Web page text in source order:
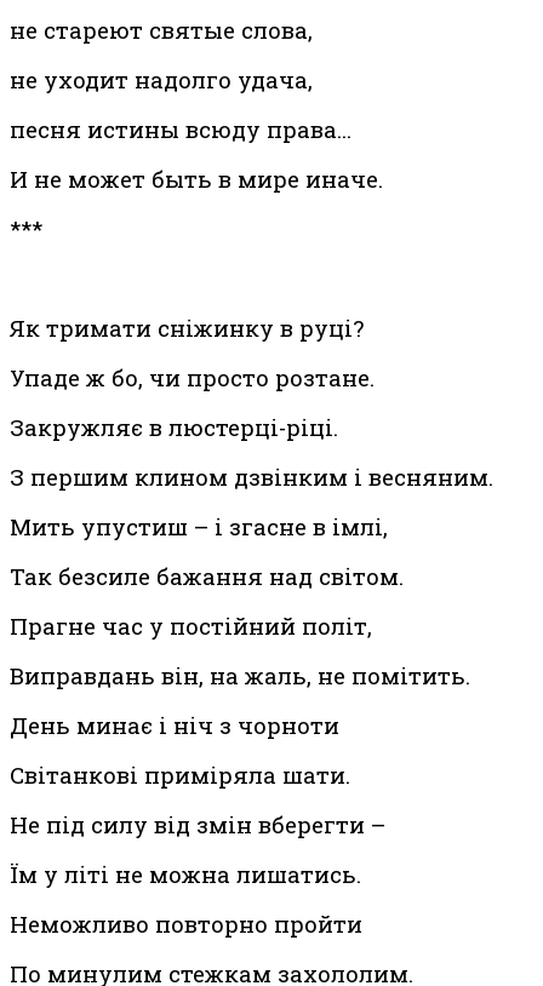
не стареют святые слова,
не уходит надолго удача,
песня истины всюду права…
И не может быть в мире иначе.
***
Як тримати сніжинку в руці?
Упаде ж бо, чи просто розтане.
Закружляє в люстерці-ріці.
З першим клином дзвінким і весняним.
Мить упустиш – і згасне в імлі,
Так безсиле бажання над світом.
Прагне час у постійний політ,
Виправдань він, на жаль, не помітить.
День минає і ніч з чорноти
Світанкові приміряла шати.
Не під силу від змін вберегти –
Їм у літі не можна лишатись.
Неможливо повторно пройти
По минулим стежкам захололим.